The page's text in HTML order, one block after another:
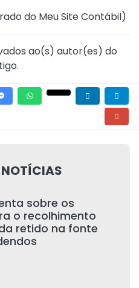
do Meu Site Contábil)
ao(s) autor(es) do
sobre os
o recolhimento
retido na fonte